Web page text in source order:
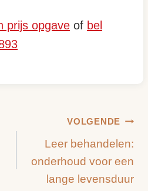
prijs opgave of bel
VOLGENDE
Leer behandelen:
onderhoud voor een
lange levensduur